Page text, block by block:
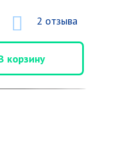
2 отзыва
корзину